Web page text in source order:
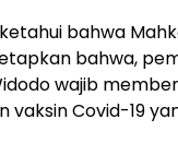
bahwa
bahwa,
wajib
vaksin Covid-19